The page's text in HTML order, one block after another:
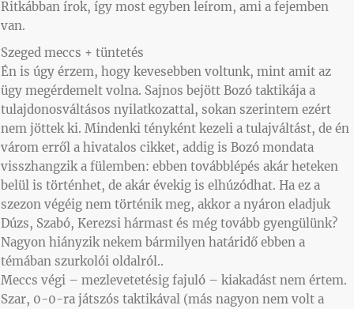
Ritkábban írok, így most egyben leírom, ami a fejemben
van.
Szeged meccs + tüntetés
Én is úgy érzem, hogy kevesebben voltunk, mint amit az
ügy megérdemelt volna. Sajnos bejött Bozó taktikája a
tulajdonosváltásos nyilatkozattal, sokan szerintem ezért
nem jöttek ki. Mindenki tényként kezeli a tulajváltást, de én
várom erről a hivatalos cikket, addig is Bozó mondata
visszhangzik a fülemben: ebben továbblépés akár heteken
belül is történhet, de akár évekig is elhúzódhat. Ha ez a
szezon végéig nem történik meg, akkor a nyáron eladjuk
Dúzs, Szabó, Kerezsi hármast és még tovább gyengülünk?
Nagyon hiányzik nekem bármilyen határidő ebben a
témában szurkolói oldalról..
Meccs végi – mezlevetetésig fajuló – kiakadást nem értem.
Szar, 0-0-ra játszós taktikával (más nagyon nem volt a